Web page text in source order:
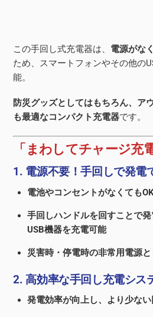
この手回し式充電器は、 電源がな
ため、スマートフォンやその他の
能。
防災グッズとしてはもちろん、ア
も最適なコンパクト充電器です。
「まわしてチャージ充
1. 電源不要！手回しで発電
電池やコンセントがなくても
手回しハンドルを回すことで
USB機器を充電可能
災害時・停電時の非常用電源
2. 高効率な手回し充電シス
発電効率が向上し、より少な